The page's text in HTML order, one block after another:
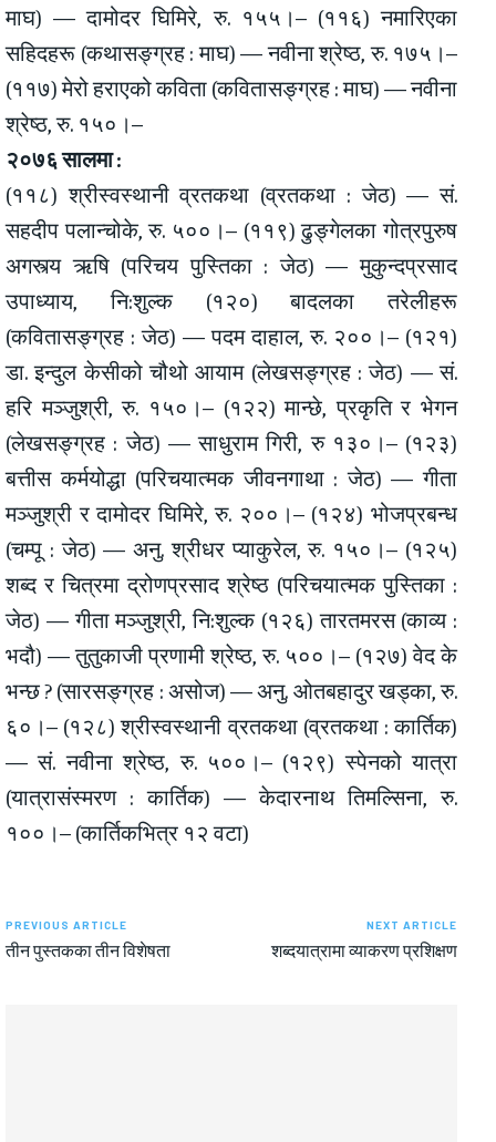
माघ) — दामोदर घिमिरे, रु. १५५।– (११६) नमारिएका
सहिदहरू (कथासङ्ग्रह : माघ) — नवीना श्रेष्ठ, रु. १७५।–
(११७) मेरो हराएको कविता (कवितासङ्ग्रह : माघ) — नवीना
श्रेष्ठ, रु. १५०।–
२०७६ सालमा :
(११८) श्रीस्वस्थानी व्रतकथा (व्रतकथा : जेठ) — सं.
सहदीप पलान्चोके, रु. ५००।– (११९) ढुङ्गेलका गोत्रपुरुष
अगस्त्य ऋषि (परिचय पुस्तिका : जेठ) — मुकुन्दप्रसाद
उपाध्याय, नि:शुल्क (१२०) बादलका तरेलीहरू
(कवितासङ्ग्रह : जेठ) — पदम दाहाल, रु. २००।– (१२१)
डा. इन्दुल केसीको चौथो आयाम (लेखसङ्ग्रह : जेठ) — सं.
हरि मञ्जुश्री, रु. १५०।– (१२२) मान्छे, प्रकृति र भेगन
(लेखसङ्ग्रह : जेठ) — साधुराम गिरी, रु १३०।– (१२३)
बत्तीस कर्मयोद्धा (परिचयात्मक जीवनगाथा : जेठ) — गीता
मञ्जुश्री र दामोदर घिमिरे, रु. २००।– (१२४) भोजप्रबन्ध
(चम्पू : जेठ) — अनु. श्रीधर प्याकुरेल, रु. १५०।– (१२५)
शब्द र चित्रमा द्रोणप्रसाद श्रेष्ठ (परिचयात्मक पुस्तिका :
जेठ) — गीता मञ्जुश्री, नि:शुल्क (१२६) तारतमरस (काव्य :
भदौ) — तुतुकाजी प्रणामी श्रेष्ठ, रु. ५००।– (१२७) वेद के
भन्छ ? (सारसङ्ग्रह : असोज) — अनु. ओतबहादुर खड्का, रु.
६०।– (१२८) श्रीस्वस्थानी व्रतकथा (व्रतकथा : कार्तिक)
— सं. नवीना श्रेष्ठ, रु. ५००।– (१२९) स्पेनको यात्रा
(यात्रासंस्मरण : कार्तिक) — केदारनाथ तिमल्सिना, रु.
१००।– (कार्तिकभित्र १२ वटा)
PREVIOUS ARTICLE
तीन पुस्तकका तीन विशेषता
NEXT ARTICLE
शब्दयात्रामा व्याकरण प्रशिक्षण